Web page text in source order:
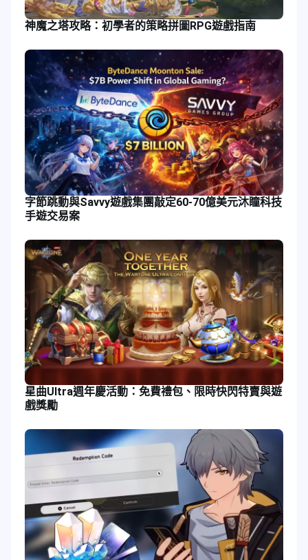
神魔之塔攻略：初學者的策略拼圖RPG遊戲指南
字節跳動與Savvy遊戲集團敲定60-70億美元沐瞳科技
手遊交易案
星曲Ultra週年慶活動：免費禮包、限時快閃特賣與遊
戲獎勵